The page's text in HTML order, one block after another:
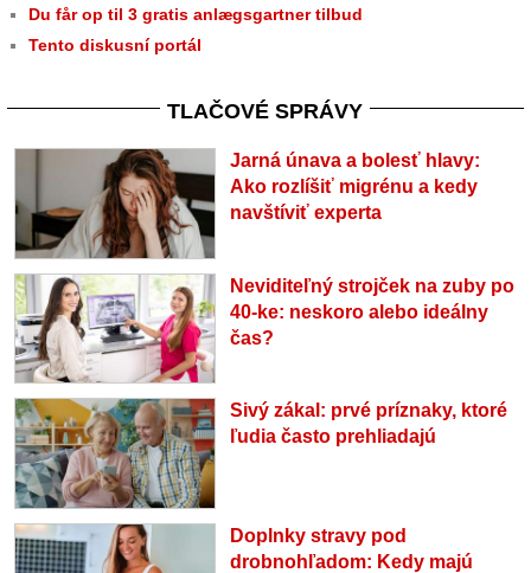
Du får op til 3 gratis anlægsgartner tilbud
Tento diskusní portál
TLAČOVÉ SPRÁVY
Jarná únava a bolesť hlavy:
Ako rozlíšiť migrénu a kedy
navštíviť experta
Neviditeľný strojček na zuby po
40-ke: neskoro alebo ideálny
čas?
Sivý zákal: prvé príznaky, ktoré
ľudia často prehliadajú
Doplnky stravy pod
drobnohľadom: Kedy majú